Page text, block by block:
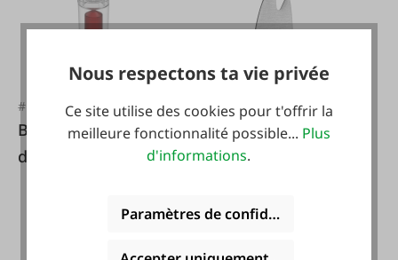
#FA127673
Browin Absorbeur
d'odeurs de
Nous respectons ta vie privée
Ce site utilise des cookies pour t'offrir la
meilleure fonctionnalité possible... Plus
d'informations.
Paramètres de confidentialité